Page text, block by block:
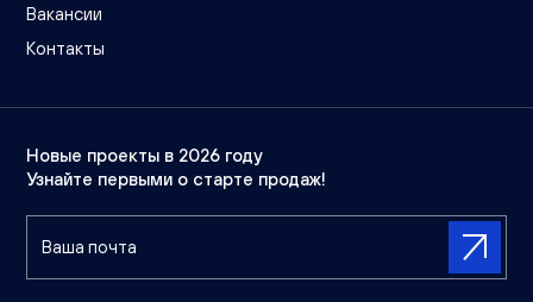
Вакансии
Контакты
Новые проекты в 2026 году
Узнайте первыми о старте продаж!